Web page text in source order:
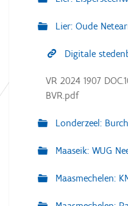
Lier: Oude
Digitale
VR 2024 1907
BVR.pdf
Londerzeel:
Maaseik: WUG
Maasmechelen: